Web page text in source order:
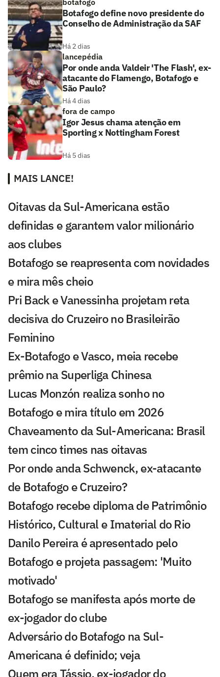
botafogo
Botafogo define novo presidente do
Conselho de Administração da SAF
Há 2 dias
lancepédia
Por onde anda Valdeir 'The Flash', ex-
atacante do Flamengo, Botafogo e
São Paulo?
Há 4 dias
fora de campo
Igor Jesus chama atenção em
Sporting x Nottingham Forest
Há 5 dias
MAIS LANCE!
Oitavas da Sul-Americana estão
definidas e garantem valor milionário
aos clubes
Botafogo se reapresenta com novidades
e mira mês cheio
Pri Back e Vanessinha projetam reta
decisiva do Cruzeiro no Brasileirão
Feminino
Ex-Botafogo e Vasco, meia recebe
prêmio na Superliga Chinesa
Lucas Monzón realiza sonho no
Botafogo e mira título em 2026
Chaveamento da Sul-Americana: Brasil
tem cinco times nas oitavas
Por onde anda Schwenck, ex-atacante
de Botafogo e Cruzeiro?
Botafogo recebe diploma de Patrimônio
Histórico, Cultural e Imaterial do Rio
Danilo Pereira é apresentado pelo
Botafogo e projeta passagem: 'Muito
motivado'
Botafogo se manifesta após morte de
ex-jogador do clube
Adversário do Botafogo na Sul-
Americana é definido; veja
Quem era Tássio, ex-jogador do